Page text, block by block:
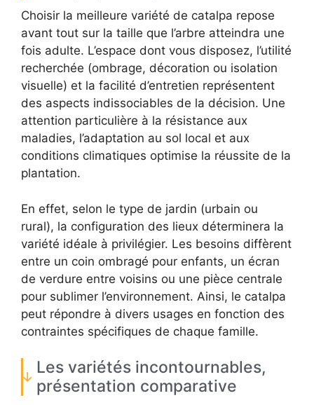
Choisir la meilleure variété de catalpa repose
avant tout sur la taille que l’arbre atteindra une
fois adulte. L’espace dont vous disposez, l’utilité
recherchée (ombrage, décoration ou isolation
visuelle) et la facilité d’entretien représentent
des aspects indissociables de la décision. Une
attention particulière à la résistance aux
maladies, l’adaptation au sol local et aux
conditions climatiques optimise la réussite de la
plantation.
En effet, selon le type de jardin (urbain ou
rural), la configuration des lieux déterminera la
variété idéale à privilégier. Les besoins diffèrent
entre un coin ombragé pour enfants, un écran
de verdure entre voisins ou une pièce centrale
pour sublimer l’environnement. Ainsi, le catalpa
peut répondre à divers usages en fonction des
contraintes spécifiques de chaque famille.
Les variétés incontournables,
présentation comparative